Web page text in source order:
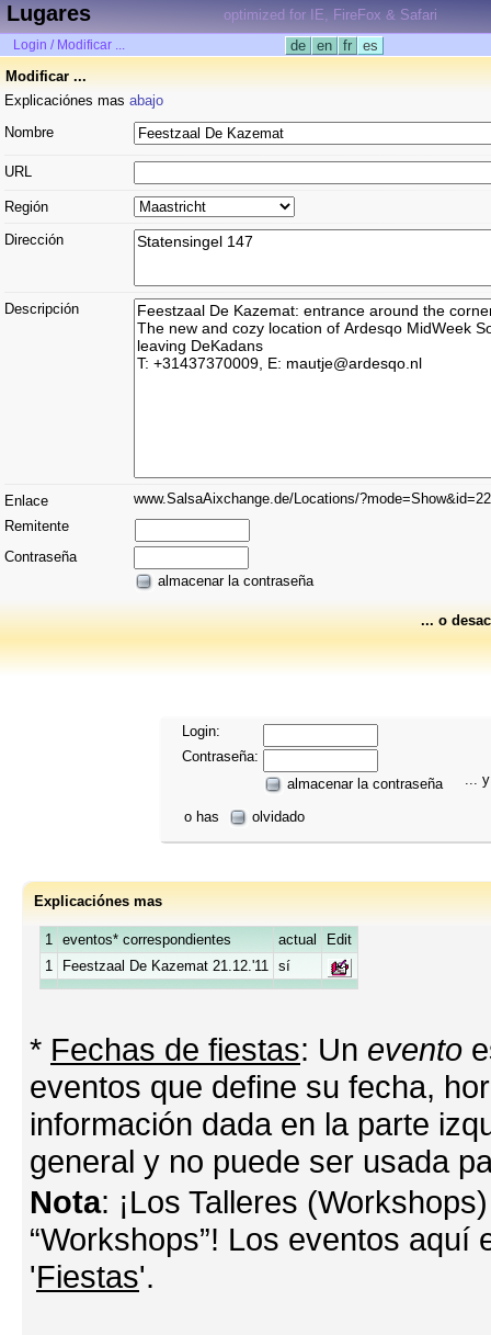
Lugares optimized for IE, FireFox & Safari
Login / Modificar ... de en fr
es
Modificar ...
Explicaciónes mas abajo
Nombre
URL
Región
Dirección
Descripción
Enlace
www.SalsaAixchange.de/Locations/
Remitente
Contraseña
almacenar la contraseña
... o
Login:
Contraseña:
almacenar la contraseña
o has
olvidado
...
Explicaciónes mas
1 eventos* correspondientes actual
Edit
1
Feestzaal De Kazemat 21.12.'11 sí
* Fechas de fiestas: Un evento
eventos que define su fecha,
información dada en la parte
general y no puede ser usada
Nota: ¡Los Talleres
“Workshops”! Los eventos
'Fiestas'.